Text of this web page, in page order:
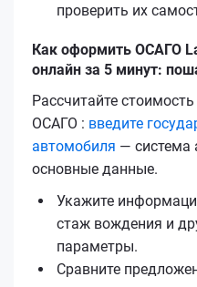
проверить их
Как оформить ОСАГО
онлайн за 5 минут:
Рассчитайте
ОСАГО : введите
автомобиля — система
основные данные.
Укажите
стаж вождения и
параметры.
Сравните